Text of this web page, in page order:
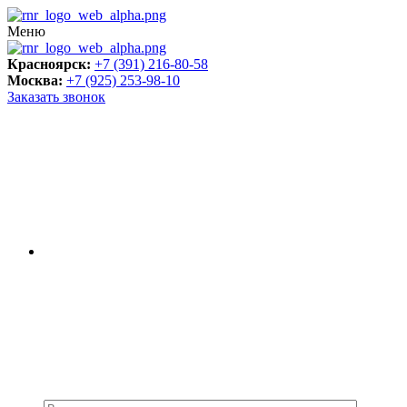
Меню
Красноярск: +7 (391) 216-80-58
Москва: +7 (925) 253-98-10
Заказать звонок